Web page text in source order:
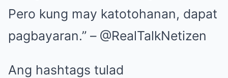
Pero kung may katotohanan, dapat
pagbayaran.” – @RealTalkNetizen
Ang hashtags tulad